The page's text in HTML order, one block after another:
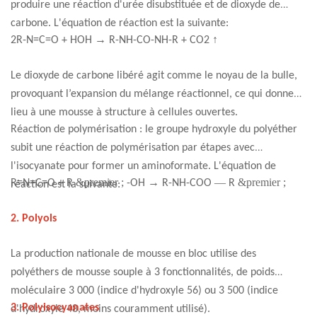
produire une réaction d'urée disubstituée et de dioxyde de
carbone. L'équation de réaction est la suivante:
2R-N=C=O + HOH → R-NH-CO-NH-R + CO2 ↑
Le dioxyde de carbone libéré agit comme le noyau de la bulle,
provoquant l’expansion du mélange réactionnel, ce qui donne
lieu à une mousse à structure à cellules ouvertes.
Réaction de polymérisation : le groupe hydroxyle du polyéther
subit une réaction de polymérisation par étapes avec
l'isocyanate pour former un aminoformate. L'équation de
réaction est la suivante:
R=N=C=O + R&premier ; -OH → R-NH-COO — R &premier ;
2. Polyols
La production nationale de mousse en bloc utilise des
polyéthers de mousse souple à 3 fonctionnalités, de poids
moléculaire 3 000 (indice d'hydroxyle 56) ou 3 500 (indice
d'hydroxyle 48, moins couramment utilisé).
3. Polyisocyanates